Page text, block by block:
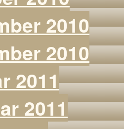
2010
2010
2011
2011